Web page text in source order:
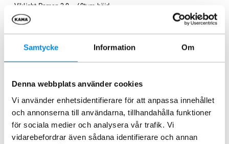
Samtycke Information Om
Denna webbplats använder cookies
Vi använder enhetsidentifierare för att anpassa innehållet
och annonserna till användarna, tillhandahålla funktioner
för sociala medier och analysera vår trafik. Vi
vidarebefordrar även sådana identifierare och annan
Viklight Ramer 2.0 – 40tum böjd
LED ramp
ARTNR:
8 740
Inkl. moms
Liknande produkter